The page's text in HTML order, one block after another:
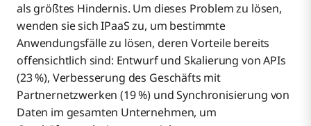
als größtes Hindernis. Um dieses Problem zu lösen,
wenden sie sich IPaaS zu, um bestimmte
Anwendungsfälle zu lösen, deren Vorteile bereits
offensichtlich sind: Entwurf und Skalierung von APIs
(23 %), Verbesserung des Geschäfts mit
Partnernetzwerken (19 %) und Synchronisierung von
Daten im gesamten Unternehmen, um